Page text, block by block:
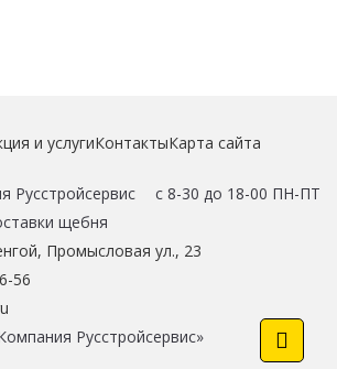
и услугиКонтактыКарта сайта
с 8-30 до 18-00 ПН-ПТ
Русстройсервис
щебня
, Промысловая ул., 23
56
Русстройсервис»